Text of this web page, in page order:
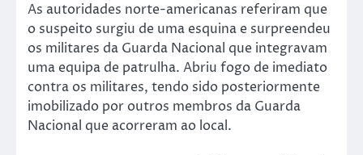
As autoridades norte-americanas referiram que
o suspeito surgiu de uma esquina e surpreendeu
os militares da Guarda Nacional que integravam
uma equipa de patrulha. Abriu fogo de imediato
contra os militares, tendo sido posteriormente
imobilizado por outros membros da Guarda
Nacional que acorreram ao local.